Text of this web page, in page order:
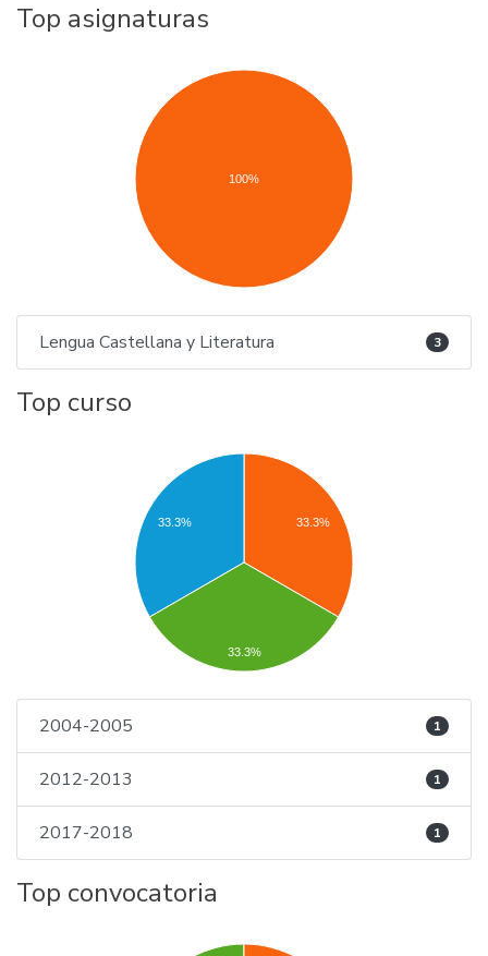
Top asignaturas
100%
Lengua Castellana y Literatura 3
Top curso
33.3%
33.3%
33.3%
2004-2005 1
2012-2013 1
2017-2018 1
Top convocatoria